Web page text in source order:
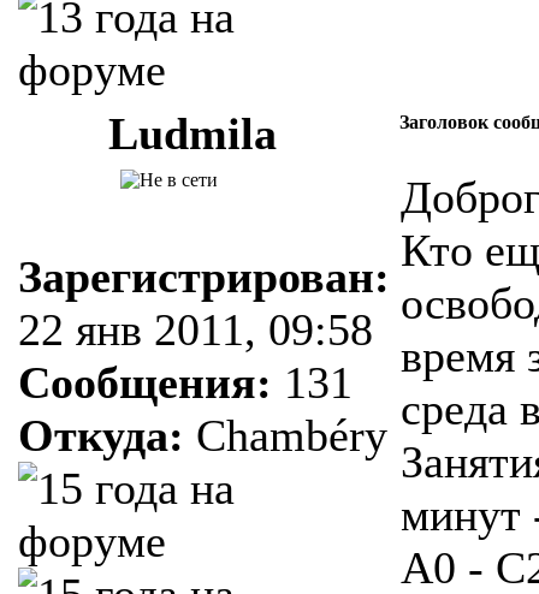
Ludmila Заголовок
Зарегистрирован:
22 янв 2011, 09:58
Сообщения: 131
Откуда: Chambéry
Кто
время
среда
минут
A0 -